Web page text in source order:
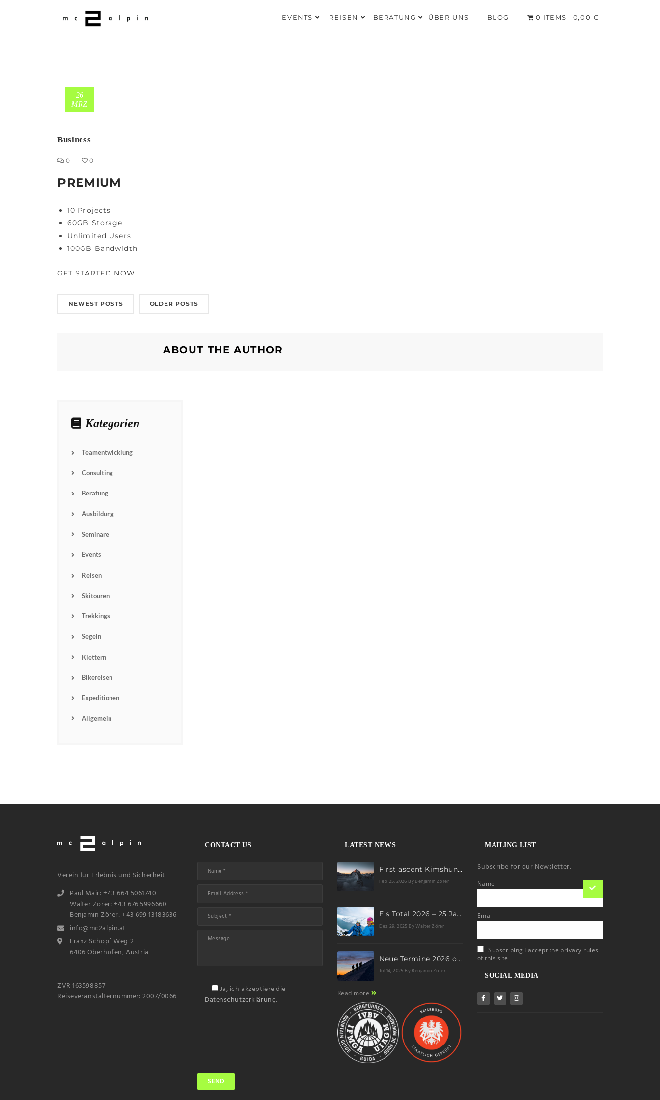
EVENTS REISEN BERATUNG ÜBER UNS BLOG 0 ITEMS 0,00 €
26
MRZ
Business
0 0
PREMIUM
10 Projects
60GB Storage
Unlimited Users
100GB Bandwidth
GET STARTED NOW
NEWEST POSTS OLDER POSTS
ABOUT THE AUTHOR
Kategorien
Teamentwicklung
Consulting
Beratung
Ausbildung
Seminare
Events
Reisen
Skitouren
Trekkings
Segeln
Klettern
Bikereisen
Expeditionen
Allgemein
Verein für Erlebnis und Sicherheit
Paul Mair: +43 664 5061740
Walter Zörer: +43 676 5996660
Benjamin Zörer: +43 699 13183636
info@mc2alpin.at
Franz Schöpf Weg 2
6406 Oberhofen, Austria
ZVR 163598857
Reiseveranstalternummer: 2007/0066
CONTACT US
Ja, ich akzeptiere die
Datenschutzerklärung.
LATEST NEWS
First ascent Kimshung 6781m
Feb 25, 2026 By Benjamin Zörer
Eis Total 2026 – 25 Jahre Erfolgsgeschichte im steilen Eis
Dez 29, 2025 By Walter Zörer
Neue Termine 2026 online – dein nächstes Abenteuer wartet!
Jul 14, 2025 By Benjamin Zörer
Read more
MAILING LIST
Subscribe for our Newsletter:
Name
Email
Subscribing I accept the privacy rules
of this site
SOCIAL MEDIA